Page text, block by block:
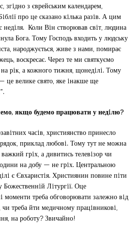
згiдно з єврейським календарем,
про це сказано кiлька разiв. А цим
недiля. Коли Вiн створював свiт, людина
Бога. Тому Господь входить у людську
народжується, живе з нами, помирає
воскресає. Через те ми святкуємо
рiк, а кожного тижня, щонедiлi. Тому
це велике свято, яке iнакше ще
якщо будемо працювати у недiлю?
часiв, християнство принесло
приклад любовi. Тому тут не можна
грiх, а дивитись телевiзор чи
на добу — не грiх. Центральною
є Євхаристiя. Християнин повине пiти
Божественнiй Лiтургiї. Оце
треба обговорювати залежно вiд
чи треба йти медичному працiвниковi,
на роботу? Звичайно!